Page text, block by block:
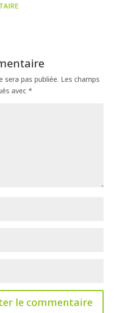
sera pas publiée. Les champs
avec *